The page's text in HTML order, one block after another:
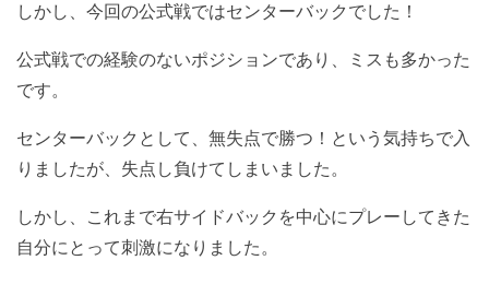
しかし、今回の公式戦ではセンターバックでした！
公式戦での経験のないポジションであり、ミスも多かった
です。
センターバックとして、無失点で勝つ！という気持ちで入
りましたが、失点し負けてしまいました。
しかし、これまで右サイドバックを中心にプレーしてきた
自分にとって刺激になりました。